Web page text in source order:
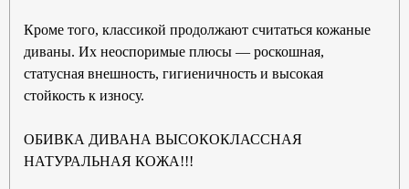
Кроме того, классикой продолжают считаться кожаные
диваны. Их неоспоримые плюсы — роскошная,
статусная внешность, гигиеничность и высокая
стойкость к износу.
ОБИВКА ДИВАНА ВЫСОКОКЛАССНАЯ
НАТУРАЛЬНАЯ КОЖА!!!